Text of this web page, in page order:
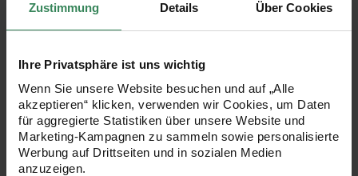
Zustimmung Details Über Cookies
Ihre Privatsphäre ist uns wichtig
Wenn Sie unsere Website besuchen und auf „Alle
akzeptieren“ klicken, verwenden wir Cookies, um Daten
für aggregierte Statistiken über unsere Website und
Marketing-Kampagnen zu sammeln sowie personalisierte
Werbung auf Drittseiten und in sozialen Medien
anzuzeigen.
des Tülls einige Sterne mit Heißkleber befestigen. Fertig ist
Schulstart!
Material für Bastelanleitung